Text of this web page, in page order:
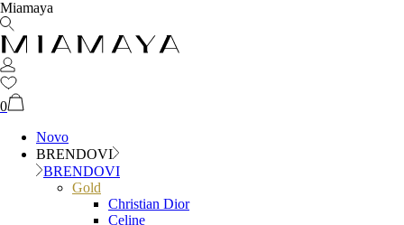
Miamaya
0
Novo
BRENDOVI
BRENDOVI
Gold
Christian Dior
Celine